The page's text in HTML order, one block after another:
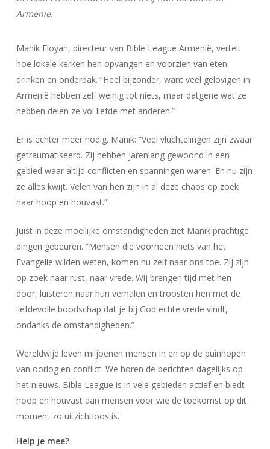
Armenië.
Manik Eloyan, directeur van Bible League Armenië, vertelt
hoe lokale kerken hen opvangen en voorzien van eten,
drinken en onderdak. “Heel bijzonder, want veel gelovigen in
Armenië hebben zelf weinig tot niets, maar datgene wat ze
hebben delen ze vol liefde met anderen.”
Er is echter meer nodig. Manik: “Veel vluchtelingen zijn zwaar
getraumatiseerd. Zij hebben jarenlang gewoond in een
gebied waar altijd conflicten en spanningen waren. En nu zijn
ze alles kwijt. Velen van hen zijn in al deze chaos op zoek
naar hoop en houvast.”
Juist in deze moeilijke omstandigheden ziet Manik prachtige
dingen gebeuren. “Mensen die voorheen niets van het
Evangelie wilden weten, komen nu zelf naar ons toe. Zij zijn
op zoek naar rust, naar vrede. Wij brengen tijd met hen
door, luisteren naar hun verhalen en troosten hen met de
liefdevolle boodschap dat je bij God echte vrede vindt,
ondanks de omstandigheden.”
Wereldwijd leven miljoenen mensen in en op de puinhopen
van oorlog en conflict. We horen de berichten dagelijks op
het nieuws. Bible League is in vele gebieden actief en biedt
hoop en houvast aan mensen voor wie de toekomst op dit
moment zo uitzichtloos is.
Help je mee?